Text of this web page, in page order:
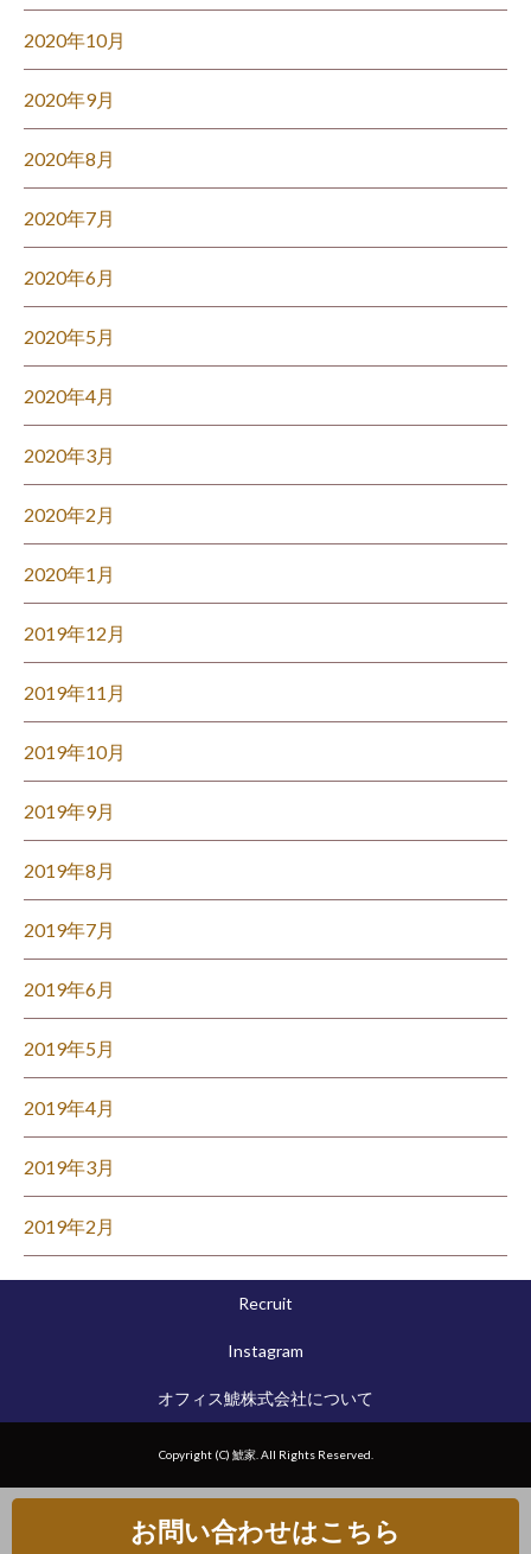
2020年10月
2020年9月
2020年8月
2020年7月
2020年6月
2020年5月
2020年4月
2020年3月
2020年2月
2020年1月
2019年12月
2019年11月
2019年10月
2019年9月
2019年8月
2019年7月
2019年6月
2019年5月
2019年4月
2019年3月
2019年2月
Recruit
Instagram
オフィス鯱株式会社について
Copyright (C) 鯱家. All Rights Reserved.
お問い合わせはこちら